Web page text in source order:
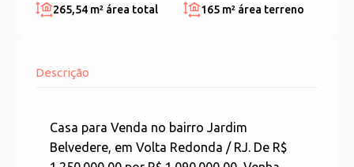
265,54 m² área total 165 m² área terreno
Descrição
Casa para Venda no bairro Jardim
Belvedere, em Volta Redonda / RJ. De R$